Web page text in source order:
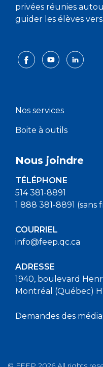
privées réunies
guider les élèves
Nos services
Boite à outils
Nous joindre
TÉLÉPHONE
514 381-8891
1 888 381-8891 (sans
COURRIEL
info@feep.qc.ca
ADRESSE
1940, boulevard
Montréal (Québec)
Demandes des